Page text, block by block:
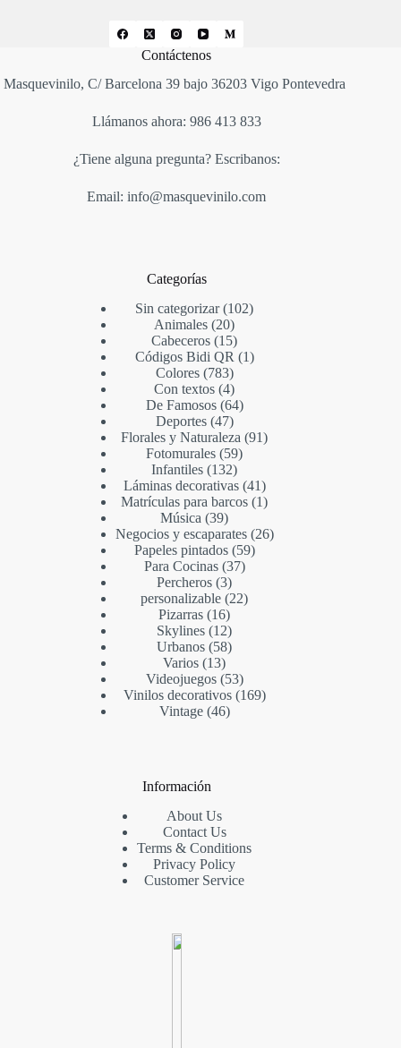
Contáctenos
Masquevinilo, C/ Barcelona 39 bajo 36203 Vigo Pontevedra
Llámanos ahora: 986 413 833
¿Tiene alguna pregunta? Escribanos:
Email: info@masquevinilo.com
Categorías
Sin categorizar 102
Animales 20
Cabeceros 15
Códigos Bidi QR
1
Colores 783
Con textos 4
De Famosos 64
Deportes 47
Florales y Naturaleza 91
Fotomurales 59
Infantiles 132
Láminas decorativas 41
Matrículas para barcos 1
Música 39
Negocios y escaparates 26
Papeles pintados 59
Para Cocinas 37
Percheros 3
personalizable 22
Pizarras 16
Skylines 12
Urbanos 58
Varios 13
Videojuegos 53
Vinilos decorativos 169
Vintage 46
Información
About Us
Contact Us
Terms & Conditions
Privacy Policy
Customer Service